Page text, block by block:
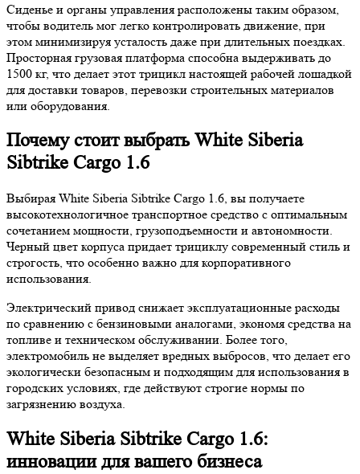
Сиденье и органы управления расположены таким образом,
чтобы водитель мог легко контролировать движение, при
этом минимизируя усталость даже при длительных поездках.
Просторная грузовая платформа способна выдерживать до
1500 кг, что делает этот трицикл настоящей рабочей лошадкой
для доставки товаров, перевозки строительных материалов
или оборудования.
Почему стоит выбрать White Siberia
Sibtrike Cargo 1.6
Выбирая White Siberia Sibtrike Cargo 1.6, вы получаете
высокотехнологичное транспортное средство с оптимальным
сочетанием мощности, грузоподъемности и автономности.
Черный цвет корпуса придает трициклу современный стиль и
строгость, что особенно важно для корпоративного
использования.
Электрический привод снижает эксплуатационные расходы
по сравнению с бензиновыми аналогами, экономя средства на
топливе и техническом обслуживании. Более того,
электромобиль не выделяет вредных выбросов, что делает его
экологически безопасным и подходящим для использования в
городских условиях, где действуют строгие нормы по
загрязнению воздуха.
White Siberia Sibtrike Cargo 1.6:
инновации для вашего бизнеса